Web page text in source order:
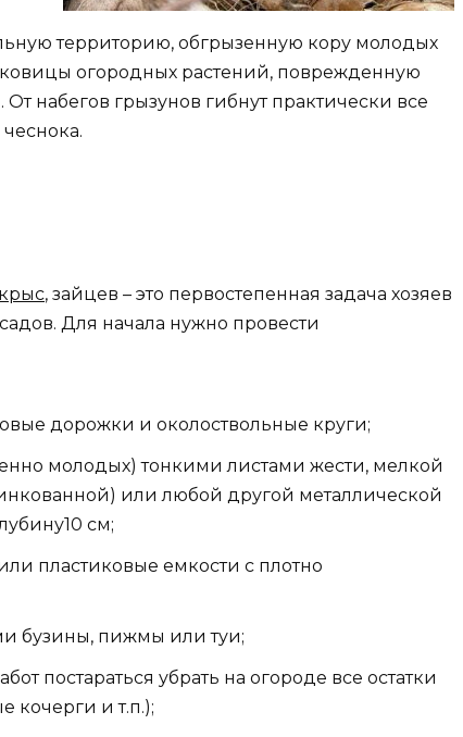
территорию, обгрызенную кору молодых
огородных растений, поврежденную
набегов грызунов гибнут практически все
крыс, зайцев – это первостепенная задача хозяев
Для начала нужно провести
дорожки и околоствольные круги;
молодых) тонкими листами жести, мелкой
или любой другой металлической
см;
пластиковые емкости с плотно
бузины, пижмы или туи;
постараться убрать на огороде все остатки
кочерги и т.п.);